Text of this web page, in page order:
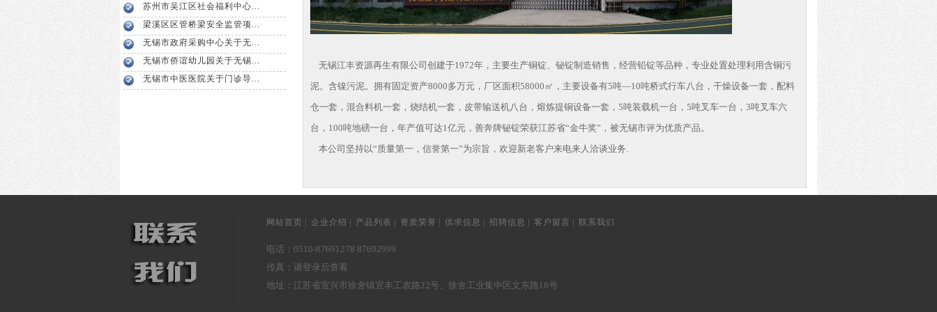
1 2 3
苏州市吴江区社会福利中心...
梁溪区区管桥梁安全监管项...
无锡市政府采购中心关于无...
无锡市侨谊幼儿园关于无锡...
无锡市中医医院关于门诊导...
无锡江丰资源再生有限公司创建于1972年，主要生产铜锭、铋锭制造销售，经营铅锭等品种，专业处置处理利用含铜污
泥。含镍污泥。拥有固定资产8000多万元，厂区面积58000㎡，主要设备有5吨—10吨桥式行车八台，干燥设备一套，配料
仓一套，混合料机一套，烧结机一套，皮带输送机八台，熔炼提铜设备一套，5吨装载机一台，5吨叉车一台，3吨叉车六
台，100吨地磅一台，年产值可达1亿元，善奔牌铋锭荣获江苏省“金牛奖”，被无锡市评为优质产品。
本公司坚持以“质量第一，信誉第一”为宗旨，欢迎新老客户来电来人洽谈业务.
网站首页 | 企业介绍 | 产品列表 | 资质荣誉 | 供求信息 | 招聘信息 | 客户留言 | 联系我们
电话：0510-87691278 87692999
传真：请登录后查看
地址：江苏省宜兴市徐舍镇宜丰工农路22号、徐舍工业集中区文东路18号